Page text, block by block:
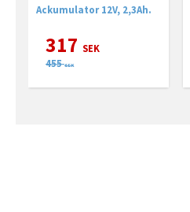
Ackumulator 12V, 2,3Ah.
317 SEK
455 SEK